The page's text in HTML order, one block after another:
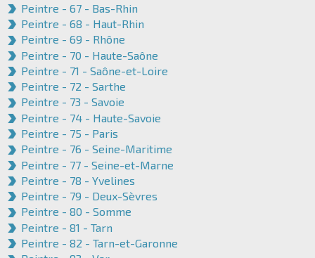
Peintre - 67 - Bas-Rhin
Peintre - 68 - Haut-Rhin
Peintre - 69 - Rhône
Peintre - 70 - Haute-Saône
Peintre - 71 - Saône-et-Loire
Peintre - 72 - Sarthe
Peintre - 73 - Savoie
Peintre - 74 - Haute-Savoie
Peintre - 75 - Paris
Peintre - 76 - Seine-Maritime
Peintre - 77 - Seine-et-Marne
Peintre - 78 - Yvelines
Peintre - 79 - Deux-Sèvres
Peintre - 80 - Somme
Peintre - 81 - Tarn
Peintre - 82 - Tarn-et-Garonne